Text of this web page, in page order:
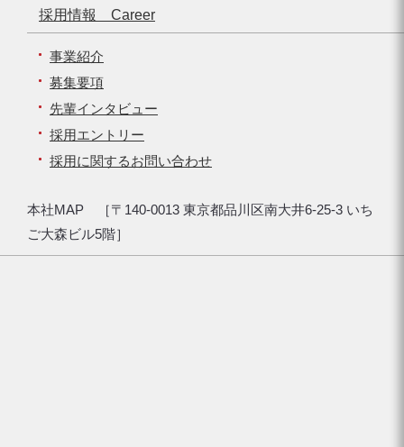
採用情報 Career
事業紹介
募集要項
先輩インタビュー
採用エントリー
採用に関するお問い合わせ
本社MAP ［〒140-0013 東京都品川区南大井6-25-3 いち
ご大森ビル5階］